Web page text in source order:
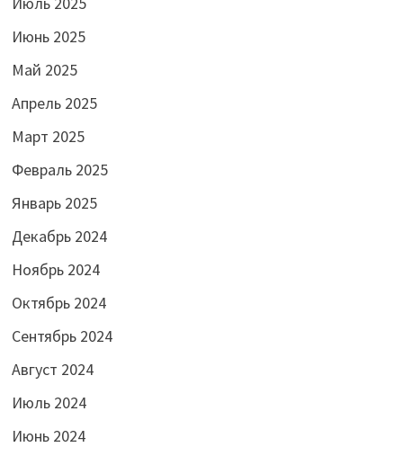
Июнь 2025
Май 2025
Апрель 2025
Март 2025
Февраль 2025
Январь 2025
Декабрь 2024
Ноябрь 2024
Октябрь 2024
Сентябрь 2024
Август 2024
Июль 2024
Июнь 2024